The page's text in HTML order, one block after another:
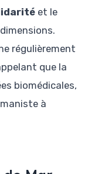
et le
régulièrement
que la
biomédicales,
à